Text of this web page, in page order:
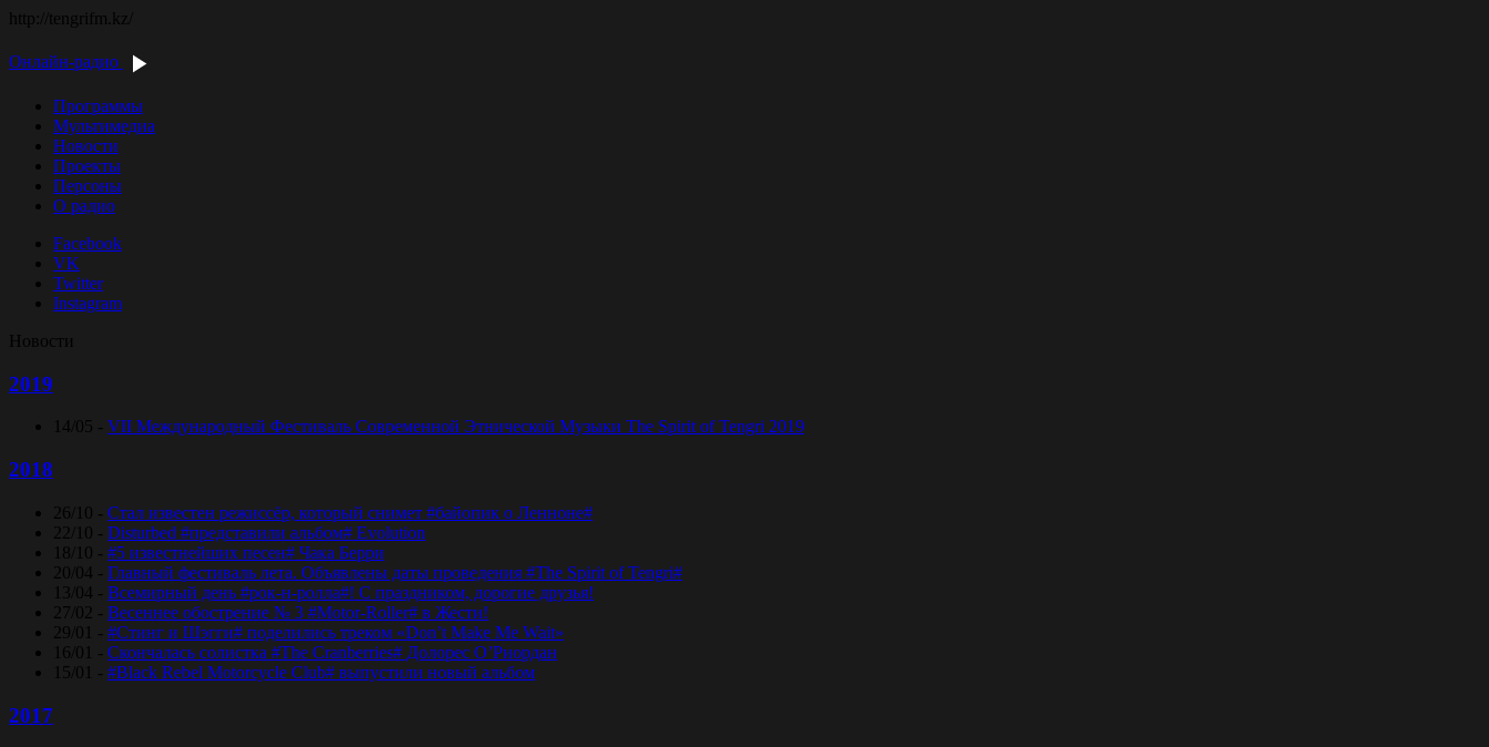
http://tengrifm.kz/
Онлайн-радио
Программы
Мультимедиа
Новости
Проекты
Персоны
О радио
Facebook
VK
Twitter
Instagram
Новости
2019
14/05 - VII Международный Фестиваль Современной Этнической Музыки The Spirit of Tengri 2019
2018
26/10 - Стал известен режиссёр, который снимет #байопик о Ленноне#
22/10 - Disturbed #представили альбом# Evolution
18/10 - #5 известнейших песен# Чака Берри
20/04 - Главный фестиваль лета. Объявлены даты проведения #The Spirit of Tengri#
13/04 - Всемирный день #рок-н-ролла#! С праздником, дорогие друзья!
27/02 - Весеннее обострение № 3 #Motor-Roller# в Жести!
29/01 - #Стинг и Шэгги# поделились треком «Don’t Make Me Wait»
16/01 - Скончалась солистка #The Cranberries# Долорес O’Риордан
15/01 - #Black Rebel Motorcycle Club# выпустили новый альбом
2017